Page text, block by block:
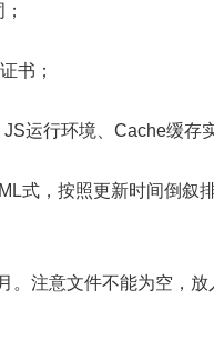
书；
运行环境、Cache缓存
式，按照更新时间倒叙
注意文件不能为空，